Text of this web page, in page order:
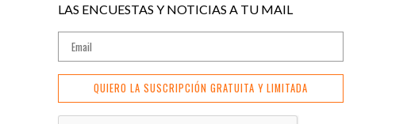
LAS ENCUESTAS Y NOTICIAS A TU MAIL
QUIERO LA SUSCRIPCIÓN GRATUITA Y LIMITADA